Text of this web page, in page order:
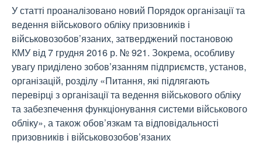
У статті проаналізовано новий Порядок організації та
ведення військового обліку призовників і
військовозобов’язаних, затверджений постановою
КМУ від 7 грудня 2016 р. № 921. Зокрема, особливу
увагу приділено зобов’язанням підприємств, установ,
організацій, розділу «Питання, які підлягають
перевірці з організації та ведення військового обліку
та забезпечення функціонування системи військового
обліку», а також обов’язкам та відповідальності
призовників і військовозобов’язаних